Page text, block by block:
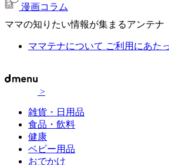
漫画コラム
ママの知りたい情報が集まるアンテナ
ママテナについて ご利用にあた
>
雑貨・日用品
食品・飲料
健康
ベビー用品
おでかけ